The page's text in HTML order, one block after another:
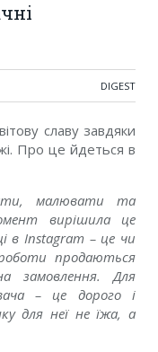
DIGEST
славу завдяки
Про це йдеться в
малювати та
вирішила це
в Instagram – це чи
продаються
замовлення. Для
– це дорого і
для неї не їжа, а